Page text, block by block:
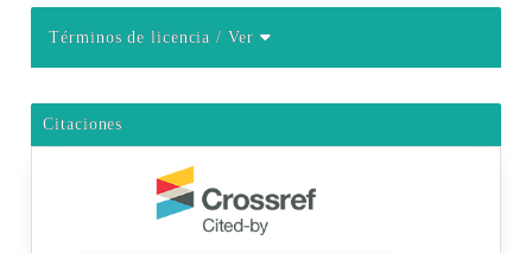
Términos de licencia/ Ver
Citaciones